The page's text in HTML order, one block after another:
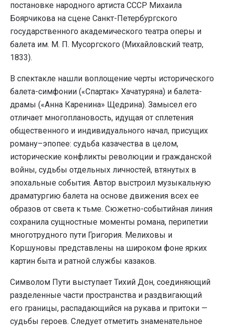
постановке народного артиста СССР Михаила
Боярчикова на сцене Санкт-Петербургского
государственного академического театра оперы и
балета им. М. П. Мусоргского (Михайловский театр,
1833).
В спектакле нашли воплощение черты исторического
балета-симфонии («Спартак» Хачатуряна) и балета-
драмы («Анна Каренина» Щедрина). Замысел его
отличает многоплановость, идущая от сплетения
общественного и индивидуального начал, присущих
роману–эпопее: судьба казачества в целом,
исторические конфликты революции и гражданской
войны, судьбы отдельных личностей, втянутых в
эпохальные события. Автор выстроил музыкальную
драматургию балета на основе движения всех ее
образов от света к тьме. Сюжетно-событийная линия
сохранила сущностные моменты романа, перипетии
многотрудного пути Григория. Мелиховы и
Коршуновы представлены на широком фоне ярких
картин быта и ратной службы казаков.
Символом Пути выступает Тихий Дон, соединяющий
разделенные части пространства и раздвигающий
его границы, распадающийся на рукава и притоки —
судьбы героев. Следует отметить знаменательное